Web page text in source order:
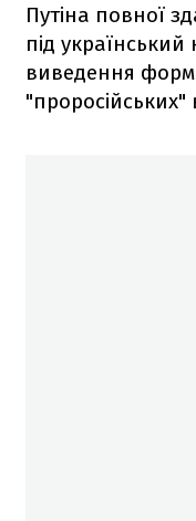
Путіна повної
під
виведення
"проросійських"